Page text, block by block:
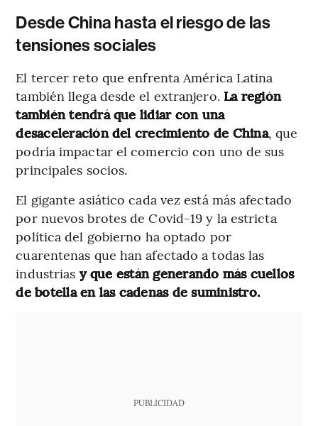
Desde China hasta el riesgo de las
tensiones sociales
El tercer reto que enfrenta América Latina
también llega desde el extranjero. La región
también tendrá que lidiar con una
desaceleración del crecimiento de China, que
podría impactar el comercio con uno de sus
principales socios.
El gigante asiático cada vez está más afectado
por nuevos brotes de Covid-19 y la estricta
política del gobierno ha optado por
cuarentenas que han afectado a todas las
industrias y que están generando más cuellos
de botella en las cadenas de suministro.
PUBLICIDAD